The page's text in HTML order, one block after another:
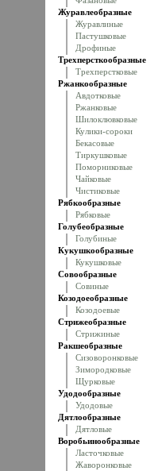
Журавлеобразные
Журавлиные
Пастушковые
Дрофиные
Трехперсткообразные
Трехперстковые
Ржанкообразные
Авдотковые
Ржанковые
Шилоклювковые
Кулики-сороки
Бекасовые
Тиркушковые
Поморниковые
Чайковые
Чистиковые
Рябкообразные
Рябковые
Голубеобразные
Голубиные
Кукушкообразные
Кукушковые
Совообразные
Совиные
Козодоеобразные
Козодоевые
Стрижеобразные
Стрижиные
Ракшеобразные
Сизоворонковые
Зимородковые
Щурковые
Удодообразные
Удодовые
Дятлообразные
Дятловые
Воробьинообразные
Ласточковые
Жаворонковые